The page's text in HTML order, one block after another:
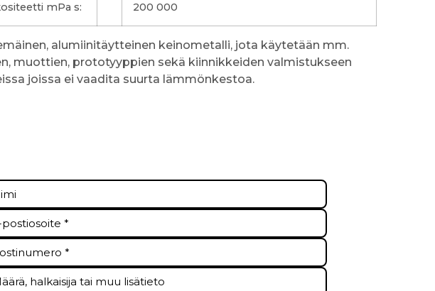
mPa s: 200 000
alumiinitäytteinen keinometalli, jota käytetään mm.
muottien, prototyyppien sekä kiinnikkeiden valmistukseen
joissa ei vaadita suurta lämmönkestoa.